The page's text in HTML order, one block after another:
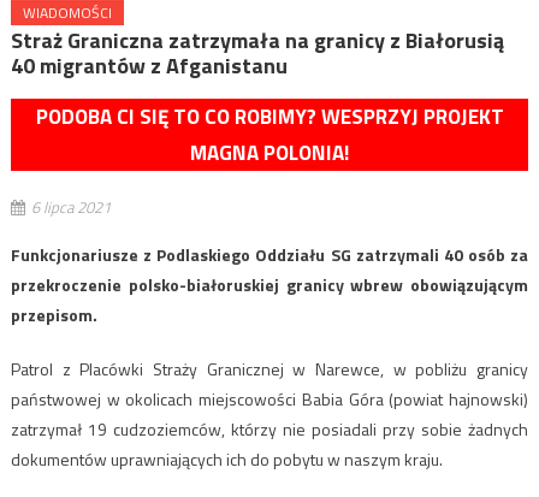
WIADOMOŚCI
Straż Graniczna zatrzymała na granicy z Białorusią
40 migrantów z Afganistanu
PODOBA CI SIĘ TO CO ROBIMY? WESPRZYJ PROJEKT
MAGNA POLONIA!
6 lipca 2021
Funkcjonariusze z Podlaskiego Oddziału SG zatrzymali 40 osób za
przekroczenie polsko-białoruskiej granicy wbrew obowiązującym
przepisom.
Patrol z Placówki Straży Granicznej w Narewce, w pobliżu granicy
państwowej w okolicach miejscowości Babia Góra (powiat hajnowski)
zatrzymał 19 cudzoziemców, którzy nie posiadali przy sobie żadnych
dokumentów uprawniających ich do pobytu w naszym kraju.